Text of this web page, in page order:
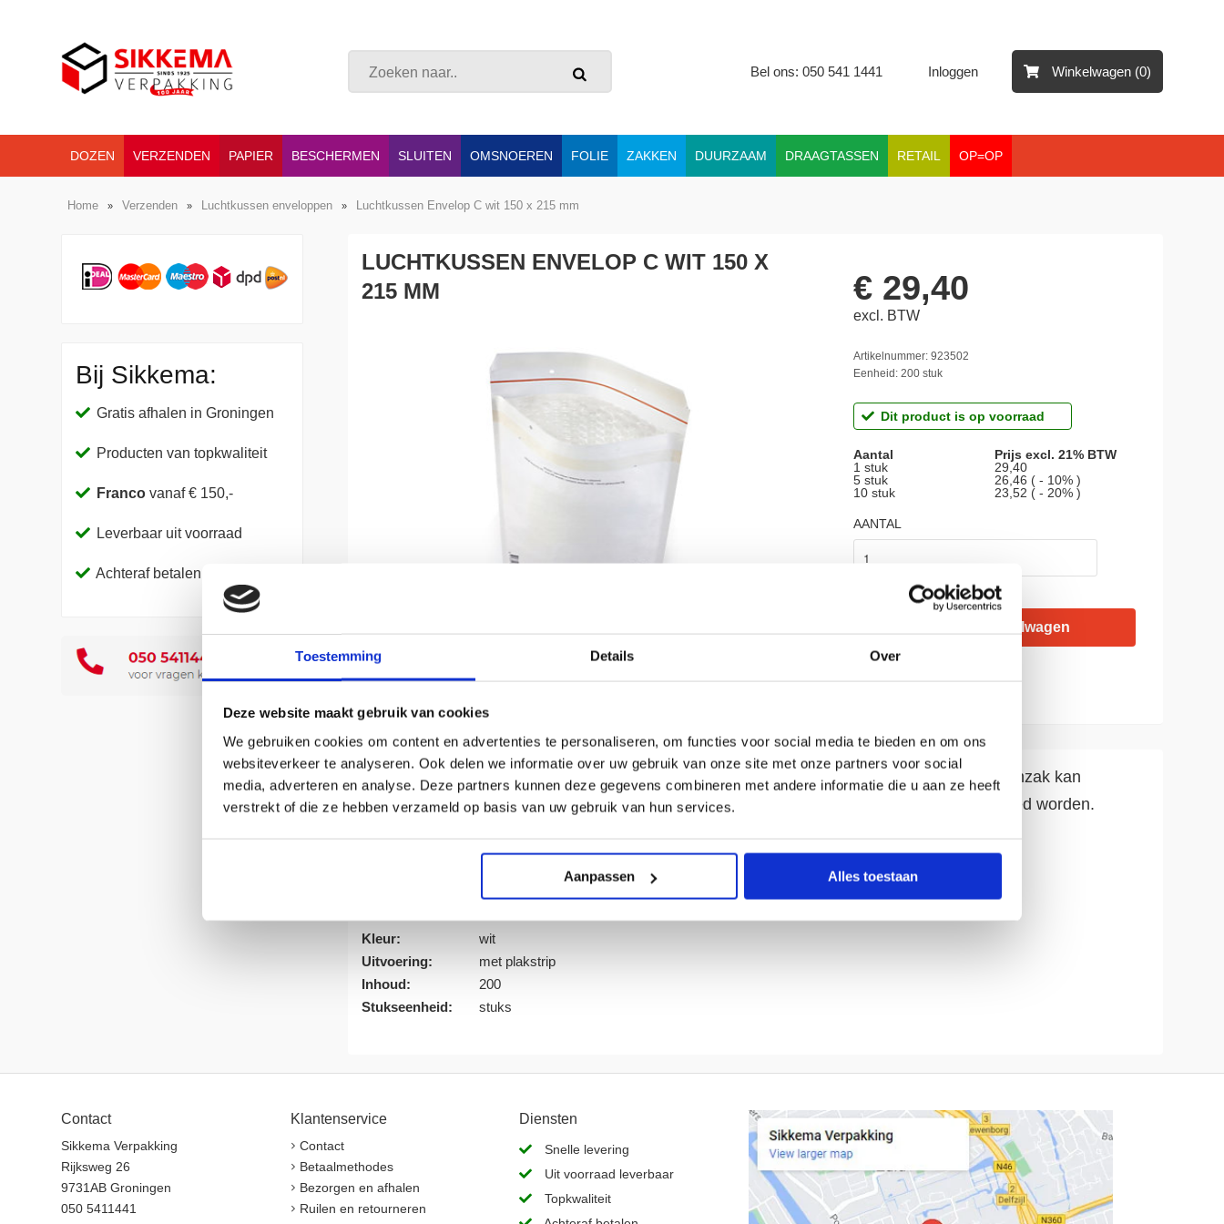
Toestemming Details Over
Deze website maakt gebruik van cookies
We gebruiken cookies om content en advertenties te personaliseren, om functies voor social media te bieden en om ons
websiteverkeer te analyseren. Ook delen we informatie over uw gebruik van onze site met onze partners voor social
media, adverteren en analyse. Deze partners kunnen deze gegevens combineren met andere informatie die u aan ze heeft
verstrekt of die ze hebben verzameld op basis van uw gebruik van hun services.
Aanpassen Alles toestaan
Bel ons: 050 541 1441 Inloggen Winkelwagen (0)
DOZEN VERZENDEN PAPIER BESCHERMEN SLUITEN OMSNOEREN FOLIE ZAKKEN DUURZAAM DRAAGTASSEN RETAIL OP=OP
Home » Verzenden » Luchtkussen enveloppen » Luchtkussen Envelop C wit 150 x 215 mm
Bij Sikkema:
Gratis afhalen in Groningen
Producten van topkwaliteit
Francovanaf € 150,-
Leverbaar uit voorraad
Achteraf betalen
LUCHTKUSSEN ENVELOP C WIT 150 X
215 MM
€ 29,40
excl. BTW
Artikelnummer: 923502
Eenheid: 200 stuk
Dit product is op voorraad
Aantal
Prijs excl. 21% BTW
1 stuk
29,40
5 stuk
26,46 ( - 10% )
10 stuk
23,52 ( - 20% )
AANTAL
Deze envelop biedt de optimale bescherming tijdens het verzenden. De luchtkussen binnenzak kan
gemakkelijk worden gescheiden van het papier en hierdoor kan het product goed gerecycled worden.
1
Kleur:
wit
Uitvoering:
met plakstrip
Inhoud:
200
Stukseenheid:
stuks
Contact
Sikkema Verpakking
Rijksweg 26
9731AB Groningen
050 5411441
Klantenservice
Contact
Betaalmethodes
Bezorgen en afhalen
Ruilen en retourneren
Diensten
Snelle levering
Uit voorraad leverbaar
Topkwaliteit